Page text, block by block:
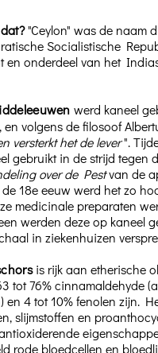
"Ceylon" was de naam
Socialistische
en onderdeel van het
werd kaneel
en volgens de filosoof
versterkt het de lever".
gebruikt in de strijd tegen
over de Pestvan de
18e eeuw werd het zo
medicinale preparaten
werden deze op kaneel
in ziekenhuizen
is rijk aan etherische
tot 76% cinnamaldehyde
en 4 tot 10% fenolen zijn.
slijmstoffen en
rode bloedcellen en